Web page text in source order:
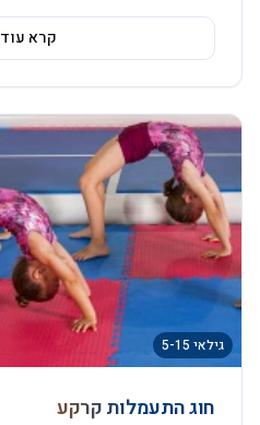
קרא עוד
גילאי 5-15
חוג התעמלות קרקע